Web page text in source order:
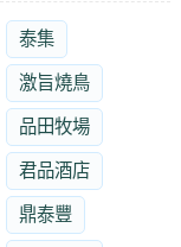
泰集
激旨燒鳥
品田牧場
君品酒店
鼎泰豐